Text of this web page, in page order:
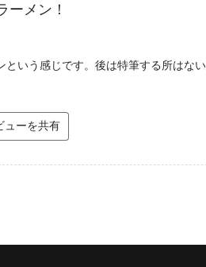
ーメン！
という感じです。後は特筆する所はな
ューを共有